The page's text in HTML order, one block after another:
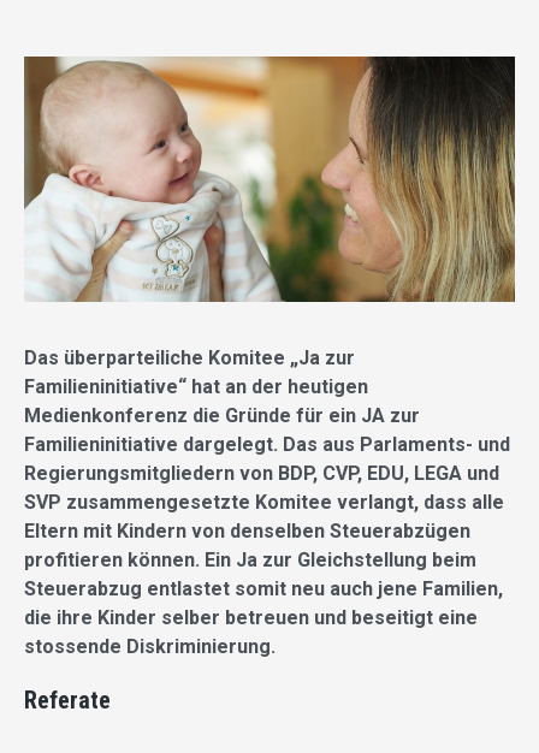
Das überparteiliche Komitee „Ja zur
Familieninitiative“ hat an der heutigen
Medienkonferenz die Gründe für ein JA zur
Familieninitiative dargelegt. Das aus Parlaments- und
Regierungsmitgliedern von BDP, CVP, EDU, LEGA und
SVP zusammengesetzte Komitee verlangt, dass alle
Eltern mit Kindern von denselben Steuerabzügen
profitieren können. Ein Ja zur Gleichstellung beim
Steuerabzug entlastet somit neu auch jene Familien,
die ihre Kinder selber betreuen und beseitigt eine
stossende Diskriminierung.
Referate